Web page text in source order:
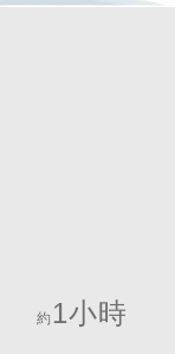
約 1小時